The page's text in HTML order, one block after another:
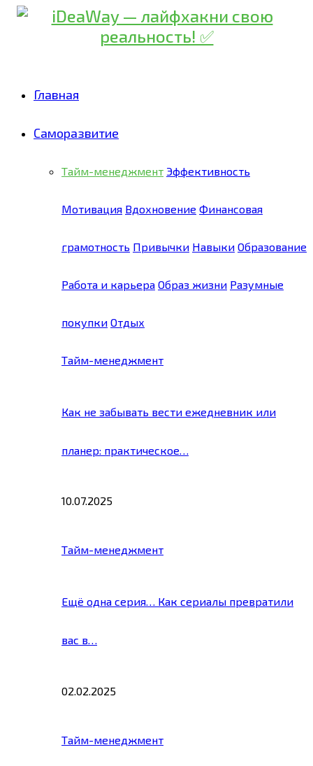
Главная
Саморазвитие
Тайм-менеджмент Эффективность
Мотивация Вдохновение Финансовая
грамотность Привычки Навыки Образование
Работа и карьера Образ жизни Разумные
покупки Отдых
Тайм-менеджмент
Как не забывать вести ежедневник или
планер: практическое…
10.07.2025
Тайм-менеджмент
Ещё одна серия… Как сериалы превратили
вас в…
02.02.2025
Тайм-менеджмент